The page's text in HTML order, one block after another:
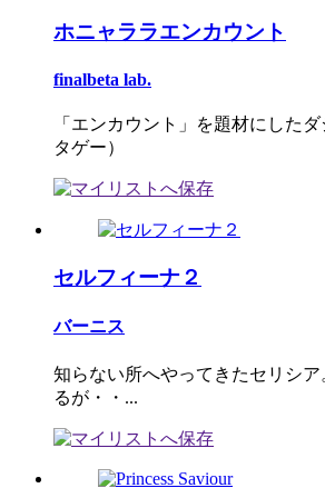
ホニャララエンカウント
finalbeta lab.
「エンカウント」を題材にした
タゲー）
セルフィーナ２
バーニス
知らない所へやってきたセリシ
るが・・...